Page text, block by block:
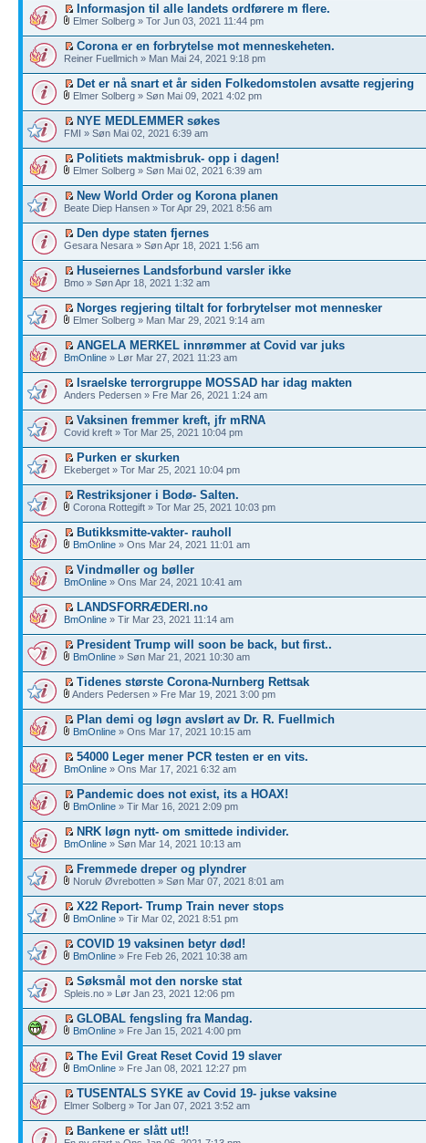
Informasjon til alle landets ordførere m flere.
Elmer Solberg » Tor Jun 03, 2021 11:44 pm
Corona er en forbrytelse mot menneskeheten.
Reiner Fuellmich » Man Mai 24, 2021 9:18 pm
Det er nå snart et år siden Folkedomstolen avsatte regjering
Elmer Solberg » Søn Mai 09, 2021 4:02 pm
NYE MEDLEMMER søkes
FMI » Søn Mai 02, 2021 6:39 am
Politiets maktmisbruk- opp i dagen!
Elmer Solberg » Søn Mai 02, 2021 6:39 am
New World Order og Korona planen
Beate Diep Hansen » Tor Apr 29, 2021 8:56 am
Den dype staten fjernes
Gesara Nesara » Søn Apr 18, 2021 1:56 am
Huseiernes Landsforbund varsler ikke
Bmo » Søn Apr 18, 2021 1:32 am
Norges regjering tiltalt for forbrytelser mot mennesker
Elmer Solberg » Man Mar 29, 2021 9:14 am
ANGELA MERKEL innrømmer at Covid var juks
BmOnline » Lør Mar 27, 2021 11:23 am
Israelske terrorgruppe MOSSAD har idag makten
Anders Pedersen » Fre Mar 26, 2021 1:24 am
Vaksinen fremmer kreft, jfr mRNA
Covid kreft » Tor Mar 25, 2021 10:04 pm
Purken er skurken
Ekeberget » Tor Mar 25, 2021 10:04 pm
Restriksjoner i Bodø- Salten.
Corona Rottegift » Tor Mar 25, 2021 10:03 pm
Butikksmitte-vakter- rauholl
BmOnline » Ons Mar 24, 2021 11:01 am
Vindmøller og bøller
BmOnline » Ons Mar 24, 2021 10:41 am
LANDSFORRÆDERI.no
BmOnline » Tir Mar 23, 2021 11:14 am
President Trump will soon be back, but first..
BmOnline » Søn Mar 21, 2021 10:30 am
Tidenes største Corona-Nurnberg Rettsak
Anders Pedersen » Fre Mar 19, 2021 3:00 pm
Plan demi og løgn avslørt av Dr. R. Fuellmich
BmOnline » Ons Mar 17, 2021 10:15 am
54000 Leger mener PCR testen er en vits.
BmOnline » Ons Mar 17, 2021 6:32 am
Pandemic does not exist, its a HOAX!
BmOnline » Tir Mar 16, 2021 2:09 pm
NRK løgn nytt- om smittede individer.
BmOnline » Søn Mar 14, 2021 10:13 am
Fremmede dreper og plyndrer
Norulv Øvrebotten » Søn Mar 07, 2021 8:01 am
X22 Report- Trump Train never stops
BmOnline » Tir Mar 02, 2021 8:51 pm
COVID 19 vaksinen betyr død!
BmOnline » Fre Feb 26, 2021 10:38 am
Søksmål mot den norske stat
Spleis.no » Lør Jan 23, 2021 12:06 pm
GLOBAL fengsling fra Mandag.
BmOnline » Fre Jan 15, 2021 4:00 pm
The Evil Great Reset Covid 19 slaver
BmOnline » Fre Jan 08, 2021 12:27 pm
TUSENTALS SYKE av Covid 19- jukse vaksine
Elmer Solberg » Tor Jan 07, 2021 3:52 am
Bankene er slått ut!!